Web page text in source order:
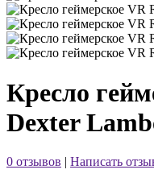
Кресло
Dexter
0 отзывов | Написать